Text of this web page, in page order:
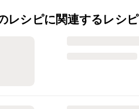
レシピに関連するレシピ